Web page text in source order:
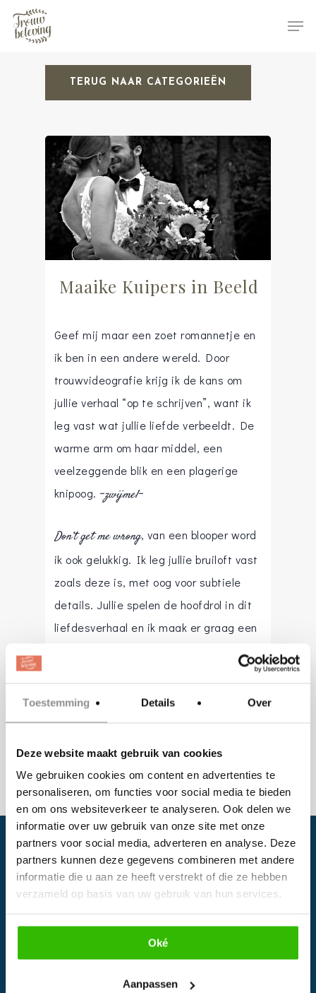
Toestemming Details Over
Deze website maakt gebruik van cookies
We gebruiken cookies om content en advertenties te
personaliseren, om functies voor social media te bieden
en om ons websiteverkeer te analyseren. Ook delen we
informatie over uw gebruik van onze site met onze
partners voor social media, adverteren en analyse. Deze
partners kunnen deze gegevens combineren met andere
informatie die u aan ze heeft verstrekt of die ze hebben
verzameld op basis van uw gebruik van hun services.
Oké
Aanpassen
Hit enter to search or ESC to close
TERUG NAAR CATEGORIEËN
Maaike Kuipers in Beeld
Geef mij maar een zoet romannetje en
ik ben in een andere wereld. Door
trouwvideografie krijg ik de kans om
jullie verhaal “op te schrijven”, want ik
leg vast wat jullie liefde verbeeldt. De
warme arm om haar middel, een
veelzeggende blik en een plagerige
knipoog. ~zwijmel~
Don’t get me wrong, van een blooper word
ik ook gelukkig. Ik leg jullie bruiloft vast
zoals deze is, met oog voor subtiele
details. Jullie spelen de hoofdrol in dit
liefdesverhaal en ik maak er graag een
Website